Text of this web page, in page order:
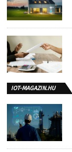
IOT-MAGAZIN.HU